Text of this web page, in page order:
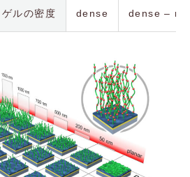
ルの密度 dense dense –